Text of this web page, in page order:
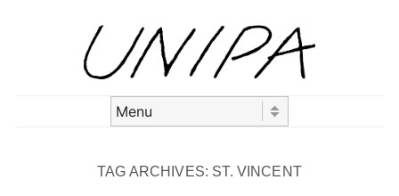
TAG ARCHIVES: ST. VINCENT